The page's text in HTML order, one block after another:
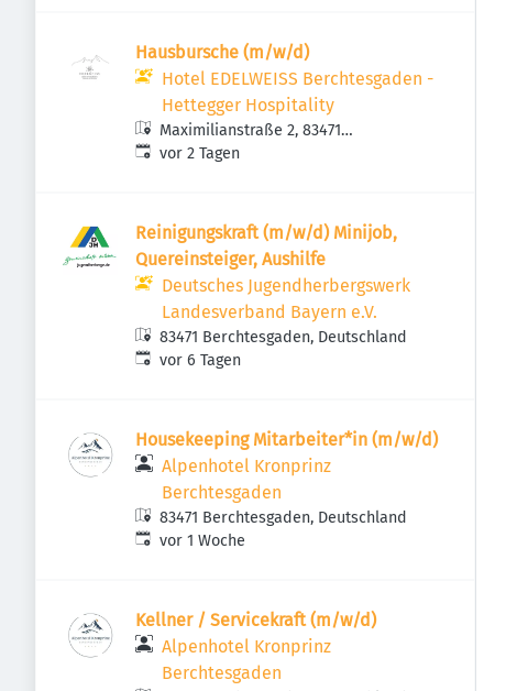
Hausbursche (m/w/d)
Hotel EDELWEISS Berchtesgaden -
Hettegger Hospitality
Maximilianstraße 2, 83471
Berchtesgaden, Deutschland
Veröffentlicht:
vor 2 Tagen
Reinigungskraft (m/w/d) Minijob,
Quereinsteiger, Aushilfe
Deutsches Jugendherbergswerk
Landesverband Bayern e.V.
83471 Berchtesgaden, Deutschland
Veröffentlicht:
vor 6 Tagen
Housekeeping Mitarbeiter*in (m/w/d)
Alpenhotel Kronprinz
Berchtesgaden
83471 Berchtesgaden, Deutschland
Veröffentlicht:
vor 1 Woche
Kellner / Servicekraft (m/w/d)
Alpenhotel Kronprinz
Berchtesgaden